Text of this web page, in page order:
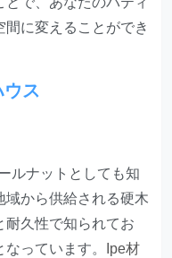
に変えることができ
ス
ルナットとしても知
域から供給される硬木
耐久性で知られてお
っています。
Ipe材